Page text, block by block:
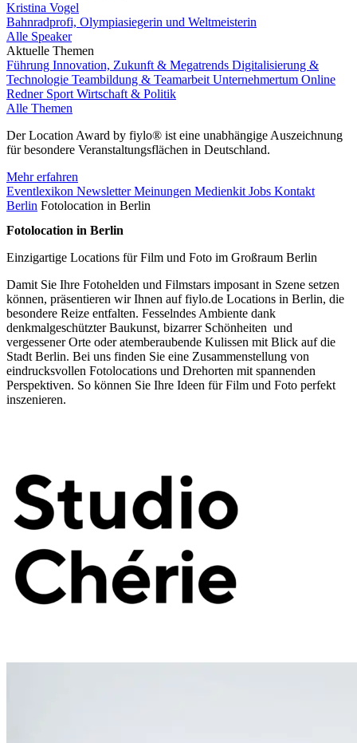
Kristina Vogel
Bahnradprofi, Olympiasiegerin und Weltmeisterin
Alle Speaker
Aktuelle Themen
Führung Innovation, Zukunft & Megatrends Digitalisierung &
Technologie Teambildung & Teamarbeit Unternehmertum Online
Redner Sport Wirtschaft & Politik
Alle Themen
Der Location Award by fiylo® ist eine unabhängige Auszeichnung
für besondere Veranstaltungsflächen in Deutschland.
Mehr erfahren
Eventlexikon NewsletterMeinungen Medienkit Jobs Kontakt
Berlin Fotolocation in Berlin
Fotolocation in Berlin
Einzigartige Locations für Film und Foto im Großraum Berlin
Damit Sie Ihre Fotohelden und Filmstars imposant in Szene setzen
können, präsentieren wir Ihnen auf fiylo.de Locations in Berlin, die
besondere Reize entfalten. Fesselndes Ambiente dank
denkmalgeschützter Baukunst, bizarrer Schönheiten und
vergessener Orte oder atemberaubende Kulissen mit Blick auf die
Stadt Berlin. Bei uns finden Sie eine Zusammenstellung von
eindrucksvollen Fotolocations und Drehorten mit spannenden
Perspektiven. So können Sie Ihre Ideen für Film und Foto perfekt
inszenieren.